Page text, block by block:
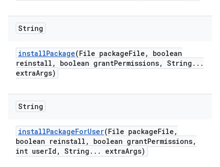
String
installPackage(File packageFile ,
boolean
reinstall , boolean grantPermissions, String . . .
extraArgs)
String
installPackageForUser(File packageFile ,
boolean reinstall , boolean grantPermissions,
int userId , String . . . extraArgs)